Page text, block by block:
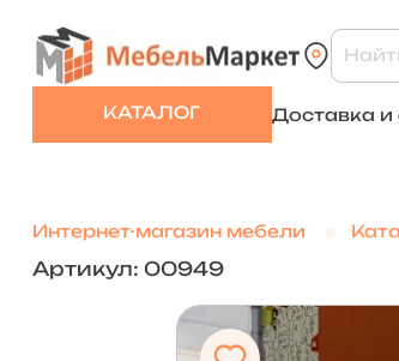
КАТАЛОГ Доставка и
Интернет-магазин мебели
Артикул: 00949